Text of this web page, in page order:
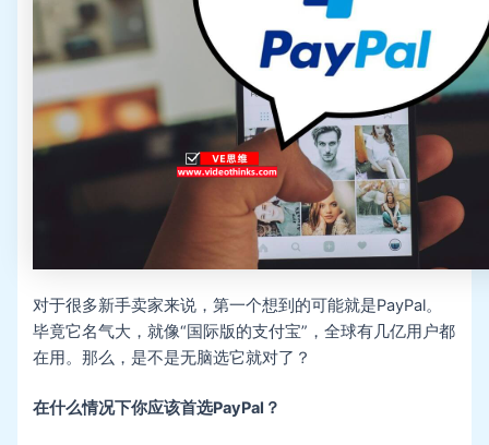
对于很多新手卖家来说，第一个想到的可能就是PayPal。
毕竟它名气大，就像“国际版的支付宝”，全球有几亿用户都
在用。那么，是不是无脑选它就对了？
在什么情况下你应该首选PayPal？